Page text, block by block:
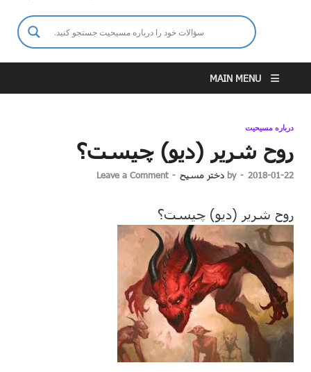
MAIN MENU
درباره مسیحیت
روح شریر (دیو) چیست؟
2018-01-22
-
by دختر مسیح -
Leave a Comment
روح شریر (دیو) چیست؟